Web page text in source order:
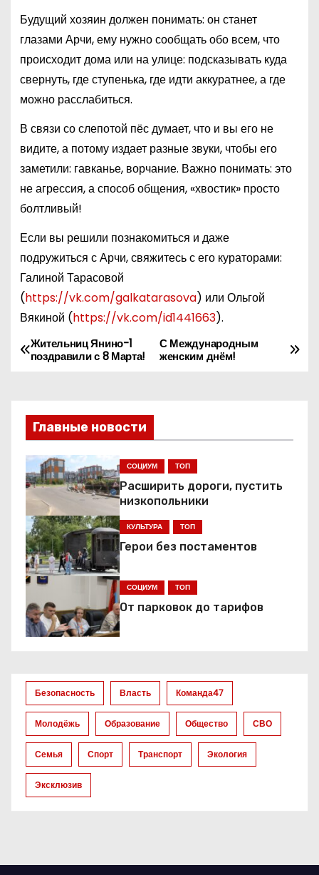
Будущий хозяин должен понимать: он станет
глазами Арчи, ему нужно сообщать обо всем, что
происходит дома или на улице: подсказывать куда
свернуть, где ступенька, где идти аккуратнее, а где
можно расслабиться.
В связи со слепотой пёс думает, что и вы его не
видите, а потому издает разные звуки, чтобы его
заметили: гавканье, ворчание. Важно понимать: это
не агрессия, а способ общения, «хвостик» просто
болтливый!
Если вы решили познакомиться и даже
подружиться с Арчи, свяжитесь с его кураторами:
Галиной Тарасовой
(https://vk.com/galkatarasova) или Ольгой
Вякиной (https://vk.com/id1441663).
Н
в
и
г
а
ц
и
я
п
з
а
п
и
с
м
С Международным
женским днём!
Жительниц Янино-1
поздравили с 8 Марта!
Главные новости
СОЦИУМ ТОП
Расширить дороги, пустить
низкопольники
КУЛЬТУРА ТОП
Герои без постаментов
СОЦИУМ ТОП
От парковок до тарифов
Безопасность Власть Команда47
Молодёжь Образование Общество СВО
Семья Спорт Транспорт Экология
Эксклюзив